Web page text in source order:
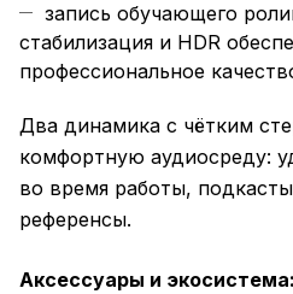
запись обучающего
стабилизация и HDR
профессиональное
Два динамика с чётким
комфортную аудиосреду:
во время работы,
референсы.
Аксессуары и